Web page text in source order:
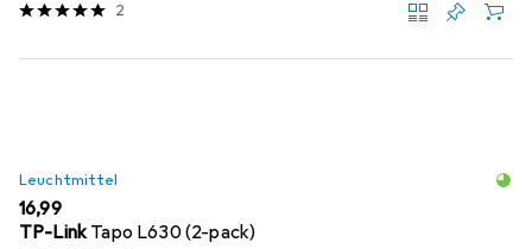
2
Leuchtmittel
EUR
16,99
TP-LinkTapo L630 (2-pack)